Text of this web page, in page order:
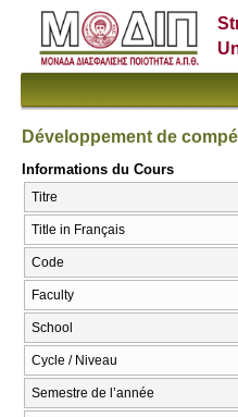
Développement de
Informations du Cours
Titre
Title in Français
Code
Faculty
School
Cycle / Niveau
Semestre de l’année